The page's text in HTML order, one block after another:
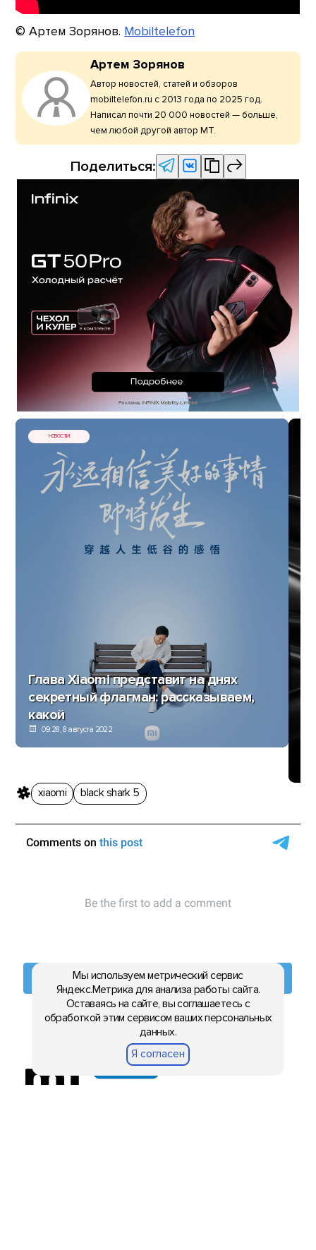
© Артем Зорянов. Mobiltelefon
Артем Зорянов
Автор новостей, статей и обзоров
mobiltelefon.ru с 2013 года по 2025 год.
Написал почти 20 000 новостей — больше,
чем любой другой автор МТ.
Поделиться:
НОВОСТИ
Глава Xiaomi представит на днях
секретный флагман: рассказываем,
какой
09:28, 8 августа 2022
xiaomi black shark 5
Мы используем метрический сервис
Яндекс.Метрика для анализа работы сайта.
Оставаясь на сайте, вы соглашаетесь с
обработкой этим сервисом ваших персональных
данных.
Я согласен